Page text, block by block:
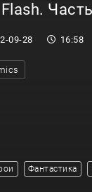
09-28 16:58
Фантастика